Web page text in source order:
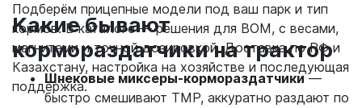
Подберём прицепные модели под ваш парк и тип
кормов. В каталоге — решения для ВОМ, с весами,
магнитами и точной дозировкой. Доставка по РФ и
Казахстану, настройка на хозяйстве и последующая
поддержка.
Какие бывают
кормораздатчики на трактор
Шнековые миксеры‑кормораздатчики—
быстро смешивают ТМР, аккуратно раздают по